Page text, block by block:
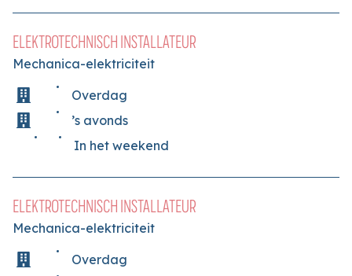
ELEKTROTECHNISCH INSTALLATEUR
Mechanica-elektriciteit
Overdag
’s avonds
In het weekend
ELEKTROTECHNISCH INSTALLATEUR
Mechanica-elektriciteit
Overdag